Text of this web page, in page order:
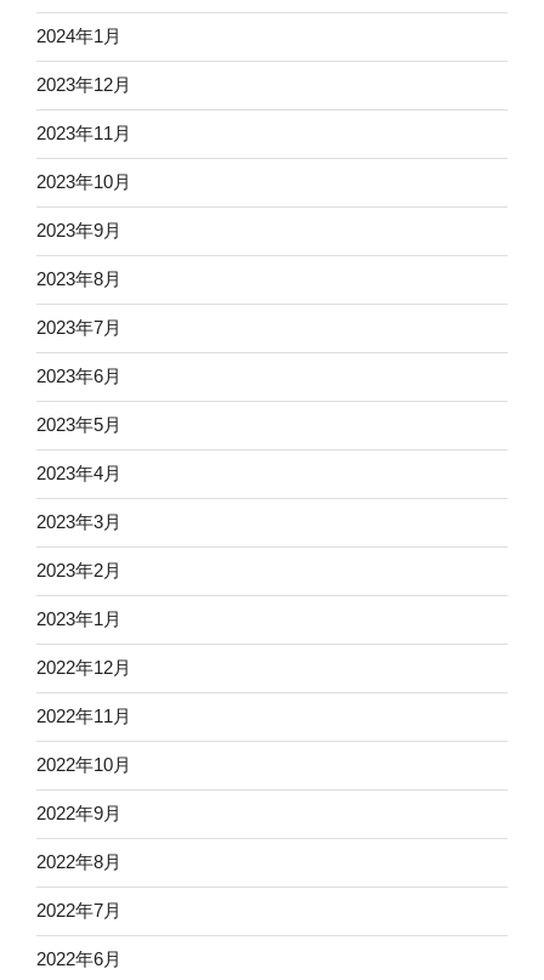
2024年1月
2023年12月
2023年11月
2023年10月
2023年9月
2023年8月
2023年7月
2023年6月
2023年5月
2023年4月
2023年3月
2023年2月
2023年1月
2022年12月
2022年11月
2022年10月
2022年9月
2022年8月
2022年7月
2022年6月